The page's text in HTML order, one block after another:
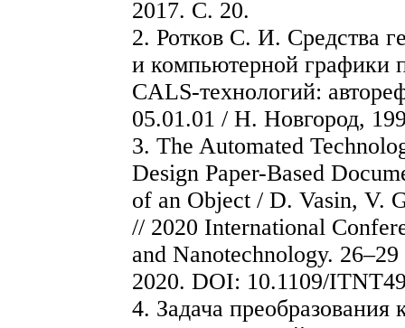
2017. С. 20.
2. Ротков С. И. Средства
и компьютерной графики
CALS-технологий:
05.01.01 / Н. Новгород,
3. The Automated
Design Paper-Based
of an Object / D. Vasin, V.
// 2020 International
and Nanotechnology.
2020. DOI: 10.1109/
4. Задача преобразования